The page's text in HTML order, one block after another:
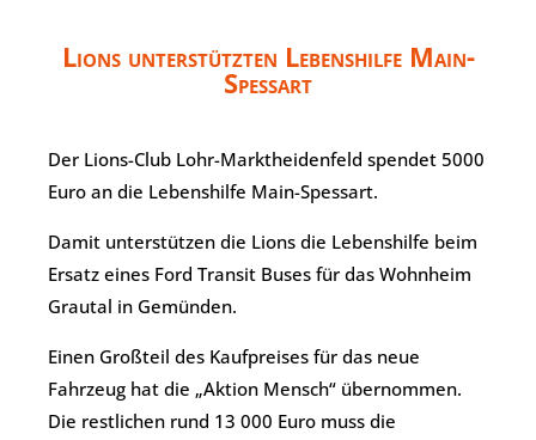
Lions unterstützten Lebenshilfe Main-
Spessart
Der Lions-Club Lohr-Marktheidenfeld spendet 5000
Euro an die Lebenshilfe Main-Spessart.
Damit unterstützen die Lions die Lebenshilfe beim
Ersatz eines Ford Transit Buses für das Wohnheim
Grautal in Gemünden.
Einen Großteil des Kaufpreises für das neue
Fahrzeug hat die „Aktion Mensch“ übernommen.
Die restlichen rund 13 000 Euro muss die